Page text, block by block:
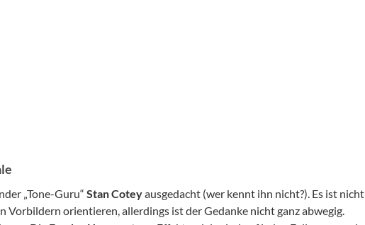
„Tone-Guru“ Stan Coteyausgedacht (wer kennt ihn nicht?). Es ist nicht
Vorbildern orientieren, allerdings ist der Gedanke nicht ganz abwegig.